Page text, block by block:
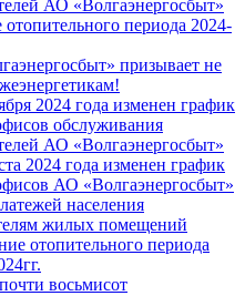
АО «Волгаэнергосбыт»
отопительного периода 2024-
призывает не
2024 года изменен график
обслуживания
АО «Волгаэнергосбыт»
2024 года изменен график
АО «Волгаэнергосбыт»
населения
жилых помещений
отопительного периода
восьмисот